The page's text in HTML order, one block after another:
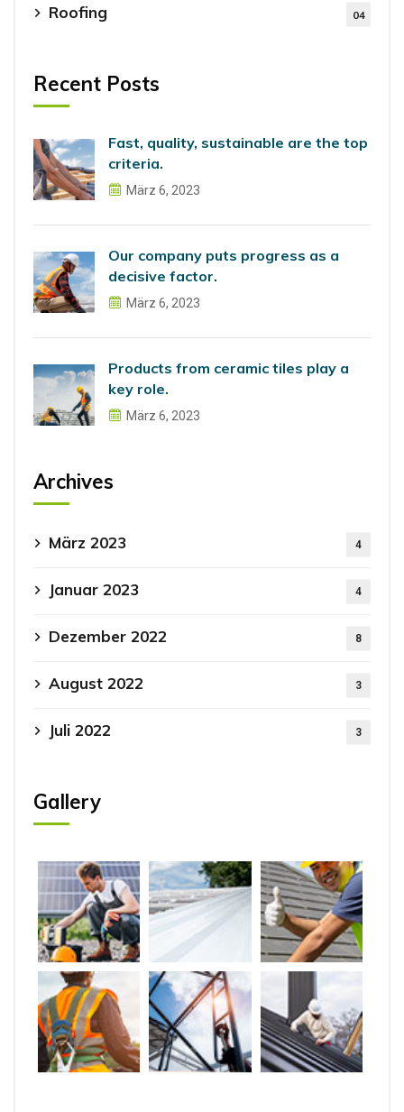
Roofing 04
Recent Posts
Fast, quality, sustainable are the top
criteria.
März 6, 2023
Our company puts progress as a
decisive factor.
März 6, 2023
Products from ceramic tiles play a
key role.
März 6, 2023
Archives
März 2023 4
Januar 2023 4
Dezember 2022 8
August 2022 3
Juli 2022 3
Gallery